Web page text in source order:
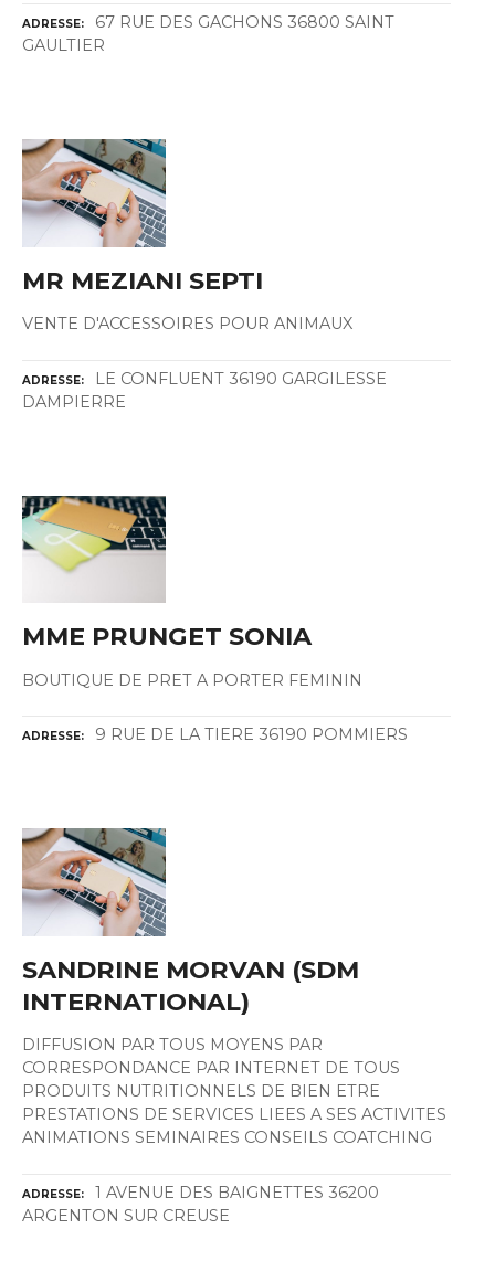
ADRESSE
67 RUE DES GACHONS 36800 SAINT
GAULTIER
MR MEZIANI SEPTI
VENTE D'ACCESSOIRES POUR ANIMAUX
ADRESSE
LE CONFLUENT 36190 GARGILESSE
DAMPIERRE
MME PRUNGET SONIA
BOUTIQUE DE PRET A PORTER FEMININ
ADRESSE 9 RUE DE LA TIERE 36190 POMMIERS
SANDRINE MORVAN (SDM
INTERNATIONAL)
DIFFUSION PAR TOUS MOYENS PAR
CORRESPONDANCE PAR INTERNET DE TOUS
PRODUITS NUTRITIONNELS DE BIEN ETRE
PRESTATIONS DE SERVICES LIEES A SES ACTIVITES
ANIMATIONS SEMINAIRES CONSEILS COATCHING
ADRESSE
1 AVENUE DES BAIGNETTES 36200
ARGENTON SUR CREUSE